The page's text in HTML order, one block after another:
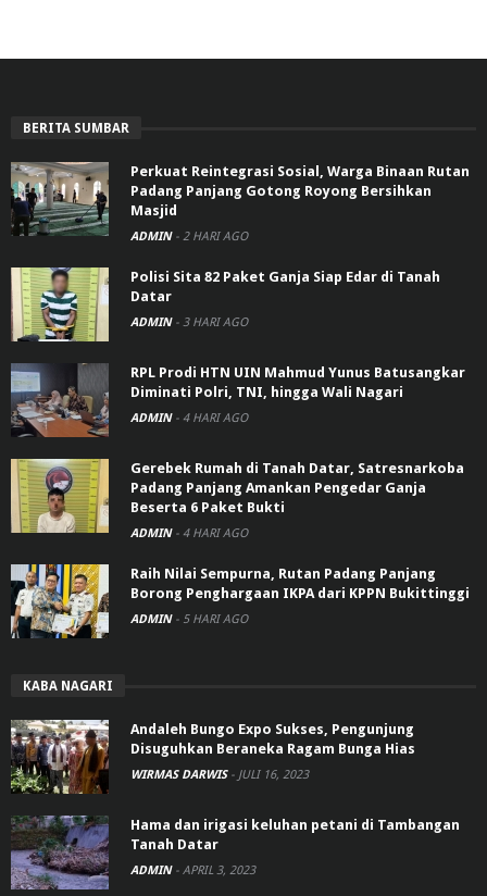
BERITA SUMBAR
Perkuat Reintegrasi Sosial, Warga Binaan Rutan
Padang Panjang Gotong Royong Bersihkan
Masjid
ADMIN - 2 HARI AGO
Polisi Sita 82 Paket Ganja Siap Edar di Tanah
Datar
ADMIN - 3 HARI AGO
RPL Prodi HTN UIN Mahmud Yunus Batusangkar
Diminati Polri, TNI, hingga Wali Nagari
ADMIN - 4 HARI AGO
Gerebek Rumah di Tanah Datar, Satresnarkoba
Padang Panjang Amankan Pengedar Ganja
Beserta 6 Paket Bukti
ADMIN - 4 HARI AGO
Raih Nilai Sempurna, Rutan Padang Panjang
Borong Penghargaan IKPA dari KPPN Bukittinggi
ADMIN - 5 HARI AGO
KABA NAGARI
Andaleh Bungo Expo Sukses, Pengunjung
Disuguhkan Beraneka Ragam Bunga Hias
WIRMAS DARWIS - JULI 16, 2023
Hama dan irigasi keluhan petani di Tambangan
Tanah Datar
ADMIN - APRIL 3, 2023